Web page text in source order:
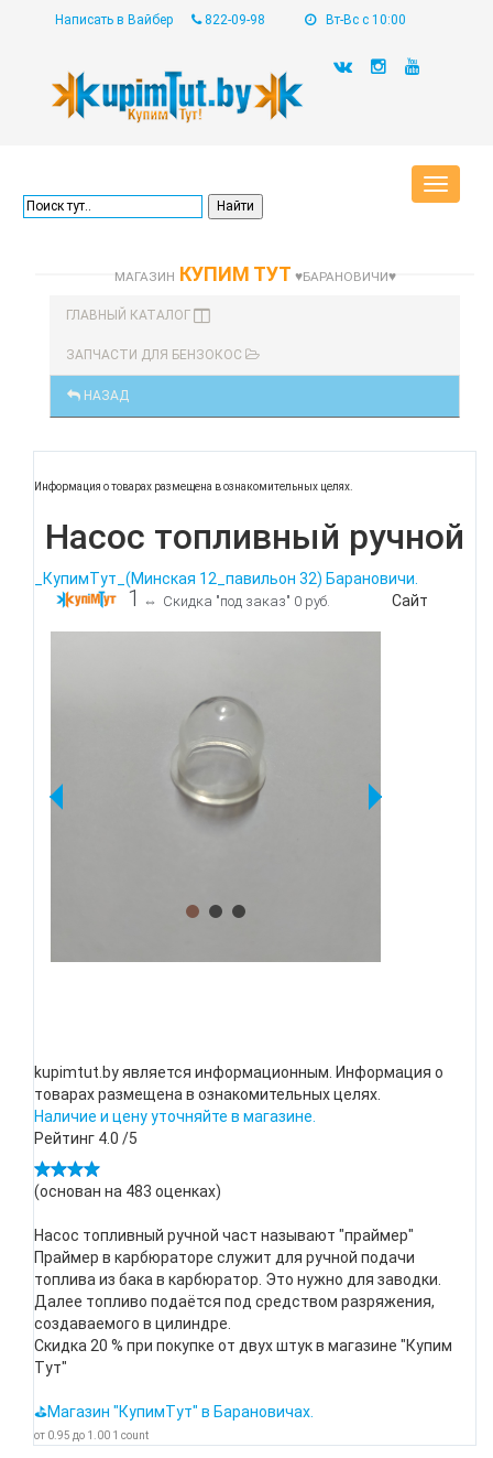
Написать в Вайбер 822-09-98 Вт-Вс с 10:00
Toggle
МАГАЗИН КУПИМ ТУТ ♥БАРАНОВИЧИ♥
ГЛАВНЫЙ КАТАЛОГ
ЗАПЧАСТИ ДЛЯ БЕНЗОКОС
НАЗАД
Информация о товарах размещена в ознакомительных целях.
Насос топливный ручной
_КупимТут_(Минская 12_павильон 32) Барановичи.
1 ⇔ Скидка "под заказ" 0 руб. Сайт
kupimtut.by является информационным. Информация о
товарах размещена в ознакомительных целях.
Наличие и цену уточняйте в магазине.
Рейтинг 4.0 /5
(основан на 483 оценках)
Насос топливный ручной част называют "праймер"
Праймер в карбюраторе служит для ручной подачи
топлива из бака в карбюратор. Это нужно для заводки.
Далее топливо подаётся под средством разряжения,
создаваемого в цилиндре.
Скидка 20 % при покупке от двух штук в магазине "Купим
Тут"
⛳Магазин "КупимТут" в Барановичах.
от 0.95 до 1.00 1 count